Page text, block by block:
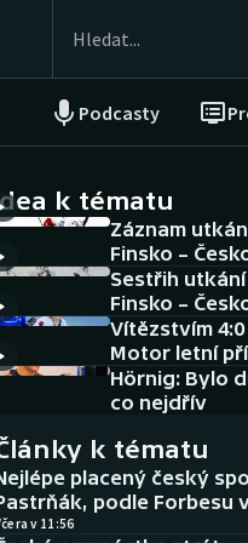
Podcasty
NEPŘEHLÉDNĚTE
Historické návraty
Aplikace ČT sport
AZ kvíz
k tématu
Záznam
Finsko –
Sestřih utkání
Finsko –
Vítězstvím
Motor letní
Hörnig: Bylo
co nejdřív
k tématu
placený český
podle Forbesu
v 11:56